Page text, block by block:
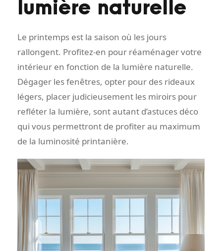
lumière naturelle
Le printemps est la saison où les jours
rallongent. Profitez-en pour réaménager votre
intérieur en fonction de la lumière naturelle.
Dégager les fenêtres, opter pour des rideaux
légers, placer judicieusement les miroirs pour
refléter la lumière, sont autant d’astuces déco
qui vous permettront de profiter au maximum
de la luminosité printanière.